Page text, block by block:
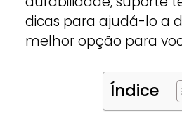
dicas para ajudá-lo a
melhor opção para
Índice